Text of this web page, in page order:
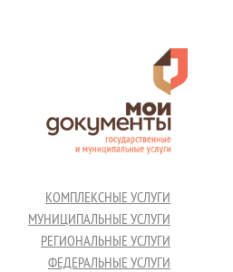
КОМПЛЕКСНЫЕ УСЛУГИ
МУНИЦИПАЛЬНЫЕ УСЛУГИ
РЕГИОНАЛЬНЫЕ УСЛУГИ
ФЕДЕРАЛЬНЫЕ УСЛУГИ